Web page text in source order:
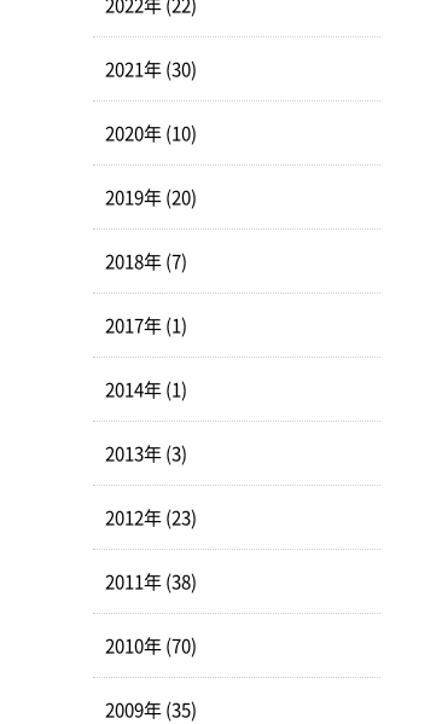
2021年 (30)
2020年 (10)
2019年 (20)
2018年 (7)
2017年 (1)
2014年 (1)
2013年 (3)
2012年 (23)
2011年 (38)
2010年 (70)
2009年 (35)